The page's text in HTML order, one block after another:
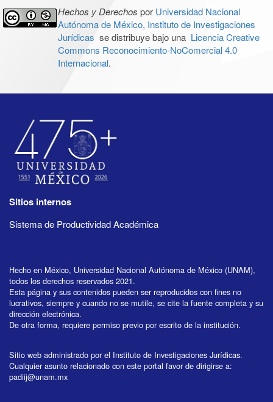
Hechos y Derechos por Universidad Nacional
Autónoma de México, Instituto de Investigaciones
Jurídicas se distribuye bajo una Licencia Creative
Commons Reconocimiento-NoComercial 4.0
Internacional.
Sitios internos
Sistema de Productividad Académica
Hecho en México, Universidad Nacional Autónoma de México (UNAM),
todos los derechos reservados 2021.
Esta página y sus contenidos pueden ser reproducidos con fines no
lucrativos, siempre y cuando no se mutile, se cite la fuente completa y su
dirección electrónica.
De otra forma, requiere permiso previo por escrito de la institución.
Sitio web administrado por el Instituto de Investigaciones Jurídicas.
Cualquier asunto relacionado con este portal favor de dirigirse a:
padiij@unam.mx